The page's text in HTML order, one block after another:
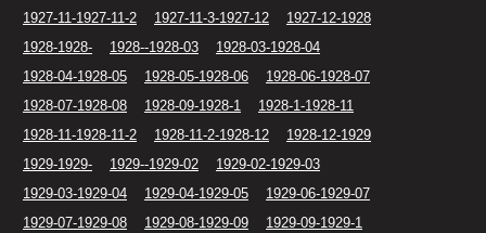
1927-11-1927-11-2 1927-11-3-1927-12
1927-12-1928
1928-1928-
1928--1928-03
1928-03-1928-04
1928-04-1928-05
1928-05-1928-06
1928-06-1928-07
1928-07-1928-08
1928-09-1928-1
1928-1-1928-11
1928-11-1928-11-2
1928-11-2-1928-12
1928-12-1929
1929-1929-
1929--1929-02
1929-02-1929-03
1929-03-1929-04
1929-04-1929-05
1929-06-1929-07
1929-07-1929-08
1929-08-1929-09
1929-09-1929-1